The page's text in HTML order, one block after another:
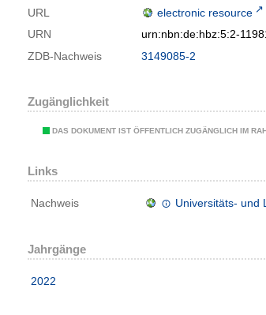
URL
electronic resource
URN
urn:nbn:de:hbz:5:2-
ZDB-Nachweis
3149085-2
Zugänglichkeit
DAS DOKUMENT IST ÖFFENTLICH ZUGÄNGLICH IM
Links
Nachweis Universitäts- und
Jahrgänge
2022